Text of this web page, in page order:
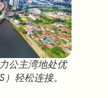
公主湾地处优
轻松连接。